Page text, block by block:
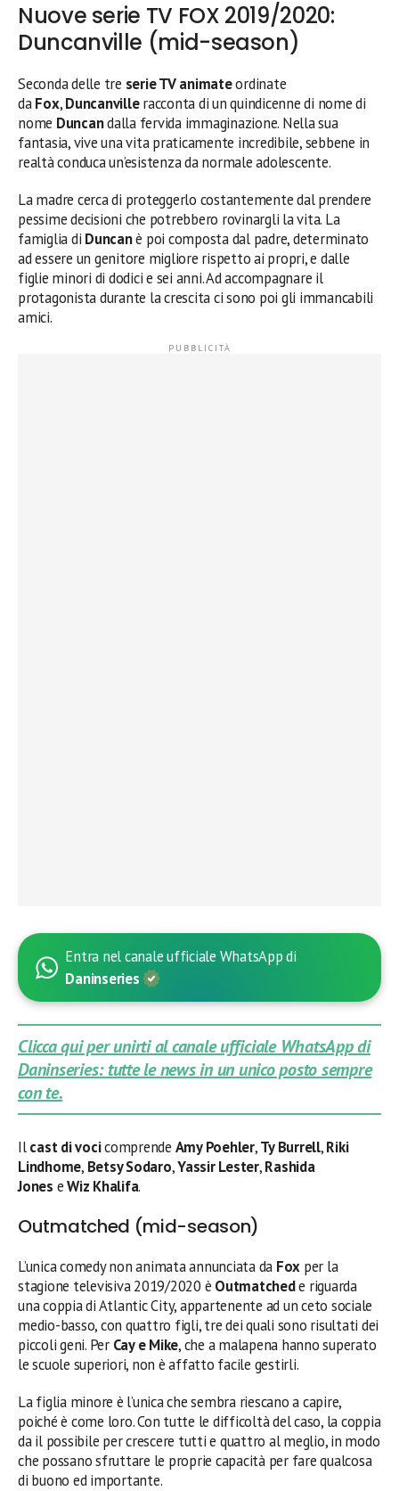
Nuove serie TV FOX 2019/2020:
Duncanville (mid-season)
Seconda delle tre serie TV animateordinate
daFox,Duncanvilleracconta di un quindicenne di nome di
nome Duncandalla fervida immaginazione. Nella sua
fantasia, vive una vita praticamente incredibile, sebbene in
realtà conduca un’esistenza da normale adolescente.
La madre cerca di proteggerlo costantemente dal prendere
pessime decisioni che potrebbero rovinargli la vita. La
famiglia di Duncanè poi composta dal padre, determinato
ad essere un genitore migliore rispetto ai propri, e dalle
figlie minori di dodici e sei anni. Ad accompagnare il
protagonista durante la crescita ci sono poi gli immancabili
amici.
Entra nel canale ufficiale WhatsApp di
Daninseries
Clicca qui per unirti al canale ufficiale WhatsApp di
Daninseries: tutte le news in un unico posto sempre
con te.
Ilcast di vocicomprende Amy Poehler,Ty Burrell,Riki
Lindhome, Betsy Sodaro,Yassir Lester,Rashida
Jones eWiz Khalifa.
Outmatched (mid-season)
L’unica comedy non animata annunciata da Fox per la
stagione televisiva 2019/2020 è Outmatchede riguarda
una coppia di Atlantic City, appartenente ad un ceto sociale
medio-basso, con quattro figli, tre dei quali sono risultati dei
piccoli geni. Per Cay e Mike, che a malapena hanno superato
le scuole superiori, non è affatto facile gestirli.
La figlia minore è l’unica che sembra riescano a capire,
poiché è come loro. Con tutte le difficoltà del caso, la coppia
da il possibile per crescere tutti e quattro al meglio, in modo
che possano sfruttare le proprie capacità per fare qualcosa
di buono ed importante.